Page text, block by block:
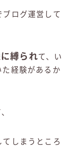
ログ運営して
縛られて、い
経験があるか
しまうところ